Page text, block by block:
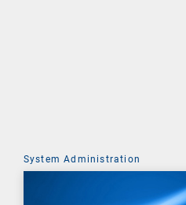
System Administration